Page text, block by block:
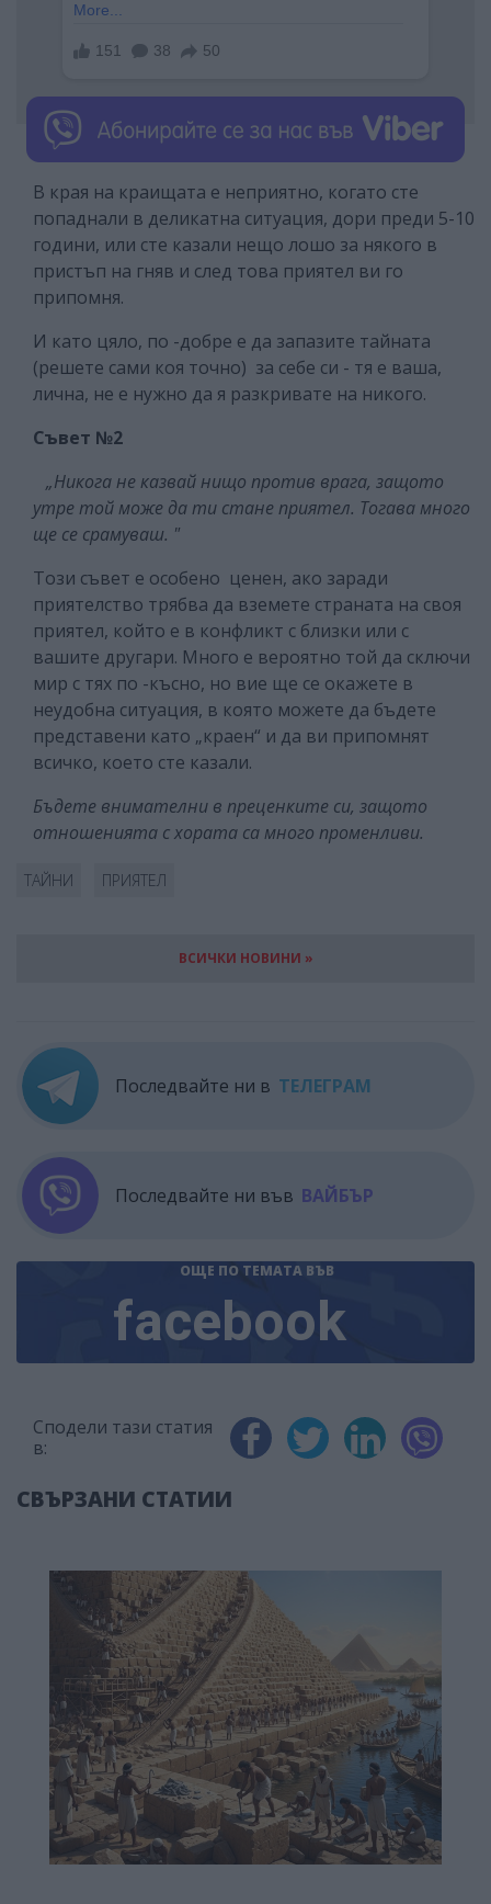
В края на краищата е неприятно, когато сте
попаднали в деликатна ситуация, дори преди 5-10
години, или сте казали нещо лошо за някого в
пристъп на гняв и след това приятел ви го
припомня.
И като цяло, по -добре е да запазите тайната
(решете сами коя точно) за себе си - тя е ваша,
лична, не е нужно да я разкривате на никого.
Съвет №2
„Никога не казвай нищо против врага, защото
утре той може да ти стане приятел. Тогава много
ще се срамуваш. "
Този съвет е особено ценен, ако заради
приятелство трябва да вземете страната на своя
приятел, който е в конфликт с близки или с
вашите другари. Много е вероятно той да сключи
мир с тях по -късно, но вие ще се окажете в
неудобна ситуация, в която можете да бъдете
представени като „краен“ и да ви припомнят
всичко, което сте казали.
Бъдете внимателни в преценките си, защото
отношенията с хората са много променливи.
ТАЙНИ ПРИЯТЕЛ
ВСИЧКИ НОВИНИ »
Последвайте ни в ТЕЛЕГРАМ
Последвайте ни във ВАЙБЪР
ОЩЕ ПО ТЕМАТА ВЪВ
facebook
Сподели тази статия
в:
СВЪРЗАНИ СТАТИИ